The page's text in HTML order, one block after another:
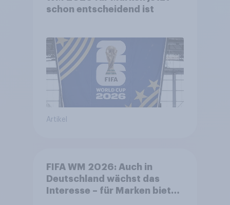
schon entscheidend ist
Artikel
FIFA WM 2026: Auch in
Deutschland wächst das
Interesse – für Marken bietet